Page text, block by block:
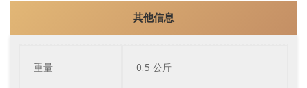
其他信息
重量 0.5 公斤